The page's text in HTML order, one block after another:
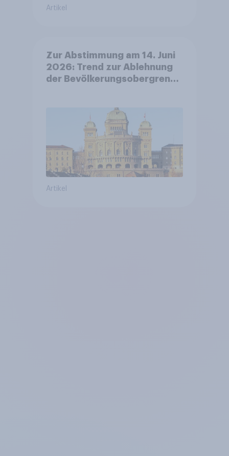
Artikel
Zur Abstimmung am 14. Juni
2026: Trend zur Ablehnung
der Bevölkerungsobergrenze
Zivildienstgesetz sinken
Artikel